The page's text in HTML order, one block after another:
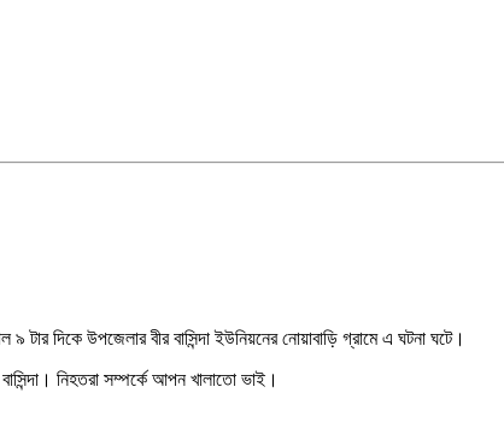
দিকে উপজেলার বীর বাসিন্দা ইউনিয়নের নোয়াবাড়ি গ্রামে এ ঘটনা ঘটে।
নিহতরা সম্পর্কে আপন খালাতো ভাই।